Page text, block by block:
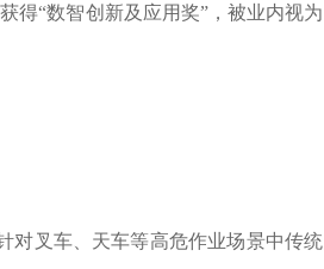
得“数智创新及应用奖”，被业内视为
对叉车、天车等高危作业场景中传统